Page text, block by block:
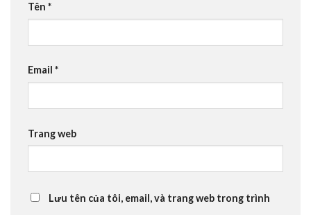
Tên *
Email *
Trang web
Lưu tên của tôi, email, và trang web trong trình